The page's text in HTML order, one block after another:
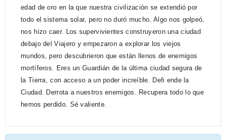
edad de oro en la que nuestra civilización se extendió por
todo el sistema solar, pero no duró mucho. Algo nos golpeó,
nos hizo caer. Los supervivientes construyeron una ciudad
debajo del Viajero y empezaron a explorar los viejos
mundos, pero descubrieron que están llenos de enemigos
mortíferos. Eres un Guardián de la última ciudad segura de
la Tierra, con acceso a un poder increíble. Defi ende la
Ciudad. Derrota a nuestros enemigos. Recupera todo lo que
hemos perdido. Sé valiente.